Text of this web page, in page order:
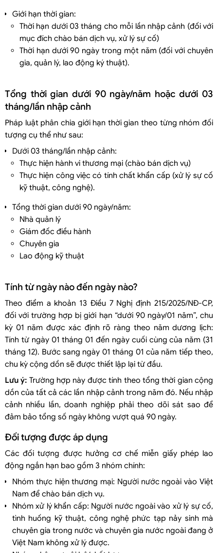
Giới hạn thời gian:
Thời hạn dưới 03 tháng cho mỗi lần nhập cảnh (đối với
mục đích chào bán dịch vụ, xử lý sự cố)
Thời hạn dưới 90 ngày trong một năm (đối với chuyên
gia, quản lý, lao động ký thuật).
Tổng thời gian dưới 90 ngày/năm hoặc dưới 03
tháng/lần nhập cảnh
Pháp luật phân chia giới hạn thời gian theo từng nhóm đối
tượng cụ thể như sau:
Dưới 03 tháng/lần nhập cảnh:
Thực hiện hành vi thương mại (chào bán dịch vụ)
Thực hiện công việc có tính chất khẩn cấp (xử lý sự cố
kỹ thuật, công nghệ).
Tổng thời gian dưới 90 ngày/năm:
Nhà quản lý
Giám đốc điều hành
Chuyên gia
Lao động kỹ thuật
Tính từ ngày nào đến ngày nào?
Theo điểm a khoản 13 Điều 7 Nghị định 215/2025/NĐ-CP,
đối với trường hợp bị giới hạn “dưới 90 ngày/01 năm”, chu
kỳ 01 năm được xác định rõ ràng theo năm dương lịch:
Tính từ ngày 01 tháng 01 đến ngày cuối cùng của năm (31
tháng 12). Bước sang ngày 01 tháng 01 của năm tiếp theo,
chu kỳ cộng dồn sẽ được thiết lập lại từ đầu.
Lưu ý: Trường hợp này được tính theo tổng thời gian cộng
dồn của tất cả các lần nhập cảnh trong năm đó. Nếu nhập
cảnh nhiều lần, doanh nghiệp phải theo dõi sát sao để
đảm bảo tổng số ngày không vượt quá 90 ngày.
Đối tượng được áp dụng
Các đối tượng được hưởng cơ chế miễn giấy phép lao
động ngắn hạn bao gồm 3 nhóm chính:
Nhóm thực hiện thương mại: Người nước ngoài vào Việt
Nam để chào bán dịch vụ.
Nhóm xử lý khẩn cấp: Người nước ngoài vào xử lý sự cố,
tình huống kỹ thuật, công nghệ phức tạp nảy sinh mà
chuyên gia trong nước và chuyên gia nước ngoài đang ở
Việt Nam không xử lý được.